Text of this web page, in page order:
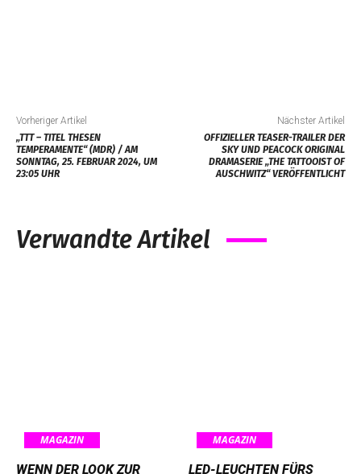
Vorheriger Artikel
„TTT – TITEL THESEN
TEMPERAMENTE“ (MDR) / AM
SONNTAG, 25. FEBRUAR 2024, UM
23:05 UHR
Nächster Artikel
OFFIZIELLER TEASER-TRAILER DER
SKY UND PEACOCK ORIGINAL
DRAMASERIE „THE TATTOOIST OF
AUSCHWITZ“ VERÖFFENTLICHT
Verwandte Artikel
MAGAZIN
WENN DER LOOK ZUR
MAGAZIN
LED-LEUCHTEN FÜRS